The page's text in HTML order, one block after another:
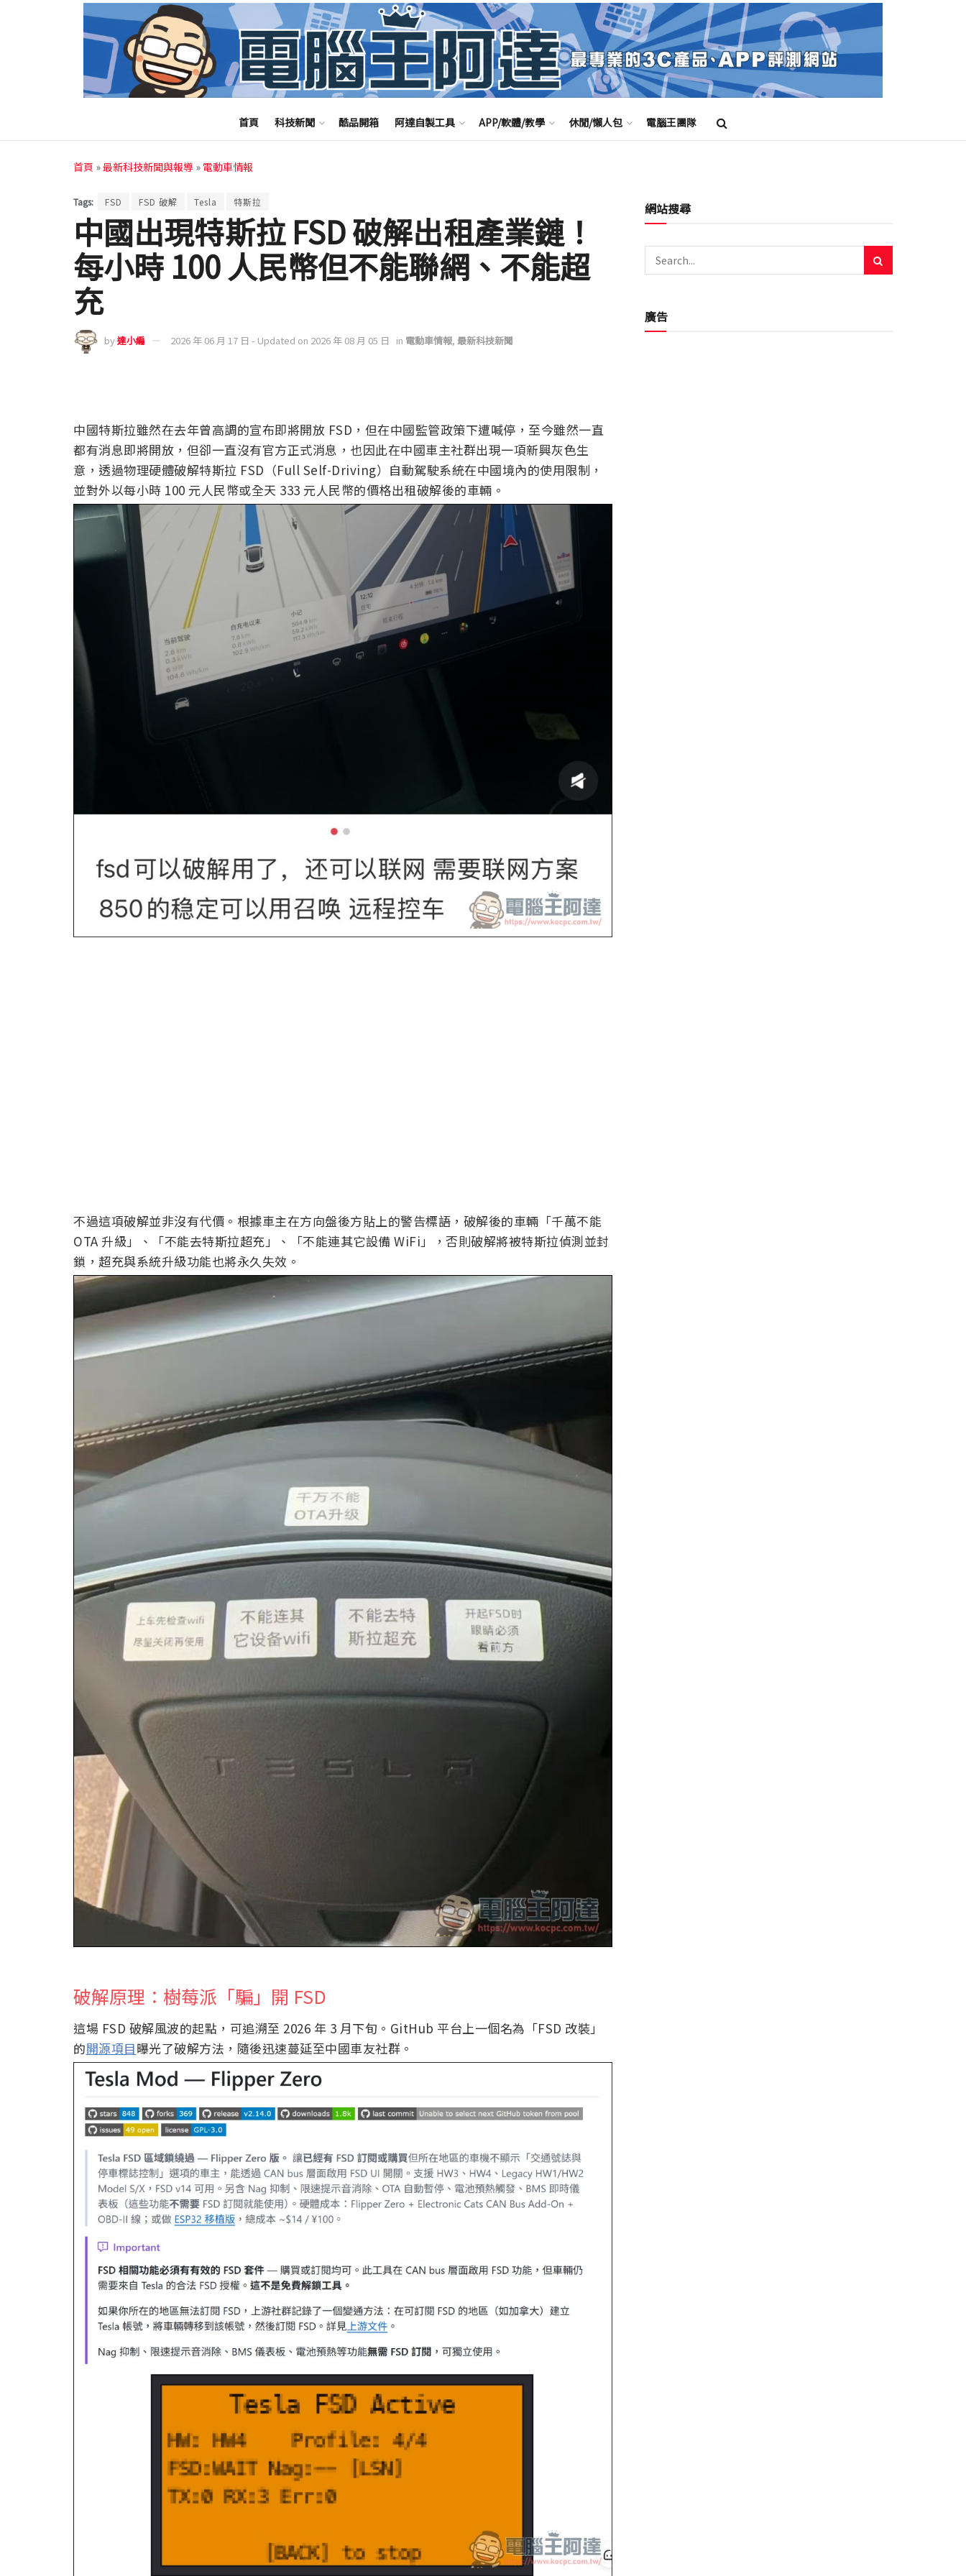
首頁 科技新聞 酷品開箱 阿達自製工具 APP/軟體/教學 休閒/懶人包 電腦王團隊
首頁 »最新科技新聞與報導 » 電動車情報
Tags: FSD FSD 破解 Tesla 特斯拉
中國出現特斯拉 FSD 破解出租產業鏈！
每小時 100 人民幣但不能聯網、不能超
充
by達小編 2026 年 06 月 17 日 - Updated on 2026 年 08 月 05 日 in 電動車情報, 最新科技新聞
中國特斯拉雖然在去年曾高調的宣布即將開放 FSD，但在中國監管政策下遭喊停，至今雖然一直
都有消息即將開放，但卻一直沒有官方正式消息，也因此在中國車主社群出現一項新興灰色生
意，透過物理硬體破解特斯拉 FSD（Full Self-Driving）自動駕駛系統在中國境內的使用限制，
並對外以每小時 100 元人民幣或全天 333 元人民幣的價格出租破解後的車輛。
不過這項破解並非沒有代價。根據車主在方向盤後方貼上的警告標語，破解後的車輛「千萬不能
OTA 升級」、「不能去特斯拉超充」、「不能連其它設備 WiFi」，否則破解將被特斯拉偵測並封
鎖，超充與系統升級功能也將永久失效。
破解原理：樹莓派「騙」開 FSD
這場 FSD 破解風波的起點，可追溯至 2026 年 3 月下旬。GitHub 平台上一個名為「FSD 改裝」
的開源項目曝光了破解方法，隨後迅速蔓延至中國車友社群。
網站搜尋
廣告